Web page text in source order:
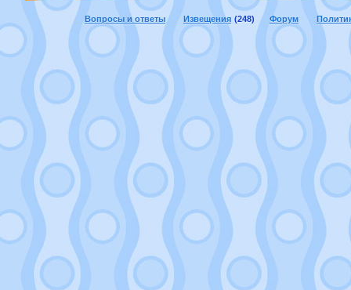
Вопросы и ответы Извещения (248) Форум